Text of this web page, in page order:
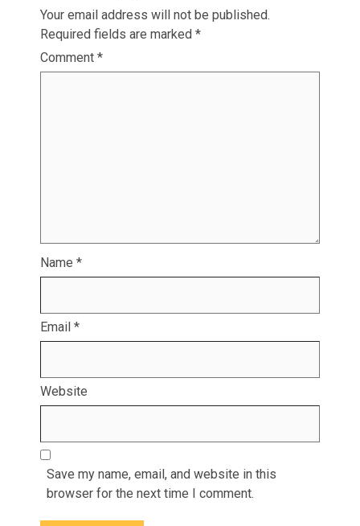
Your email address will not be published.
Required fields are marked *
Comment *
Name *
Email *
Website
Save my name, email, and website in this
browser for the next time I comment.